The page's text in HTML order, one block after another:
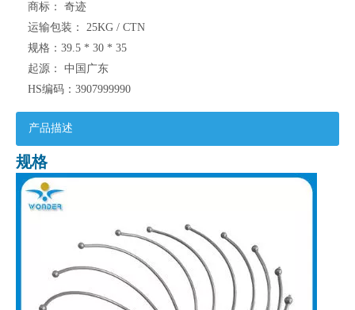
商标：
奇迹
运输包装：
25KG / CTN
规格： 39.5 * 30 * 35
起源：
中国广东
HS编码： 3907999990
产品描述
规格